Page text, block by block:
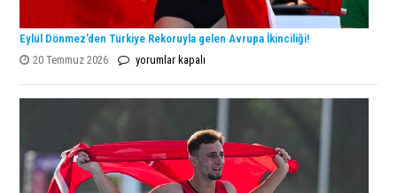
Eylül Dönmez’den Türkiye Rekoruyla gelen Avrupa İkinciliği!
20 Temmuz 2026
Eylül
Türkiye
gelen
Avrupa
İkinciliği!
yorumlar kapalı